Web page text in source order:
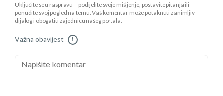
Uključite se u raspravu – podijelite svoje mišljenje, postavite pitanja ili
ponudite svoj pogled na temu. Vaš komentar može potaknuti zanimljiv
dijalog i obogatiti zajednicu našeg portala.
Važna obavijest !